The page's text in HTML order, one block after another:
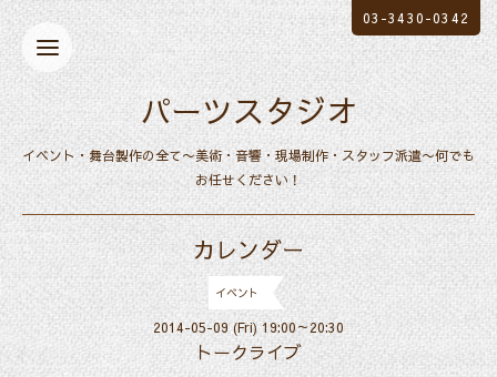
パーツスタジオ
イベント・舞台製作の全て〜美術・音響・現場制作・スタッフ派遣〜何でも
お任せください！
03-3430-0342
カレンダー
イベント
2014-05-09 (Fri) 19:00～20:30
トークライブ